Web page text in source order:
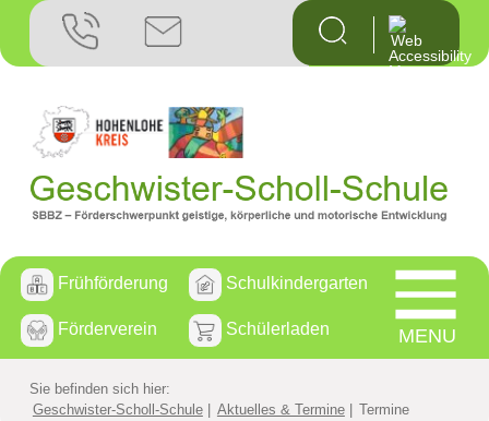
Frühförderung Schulkindergarten
Förderverein Schülerladen MENU
Sie befinden sich hier:
Geschwister-Scholl-Schule
Aktuelles & Termine Termine
Aktuelles
Kontakt
Anfahrt